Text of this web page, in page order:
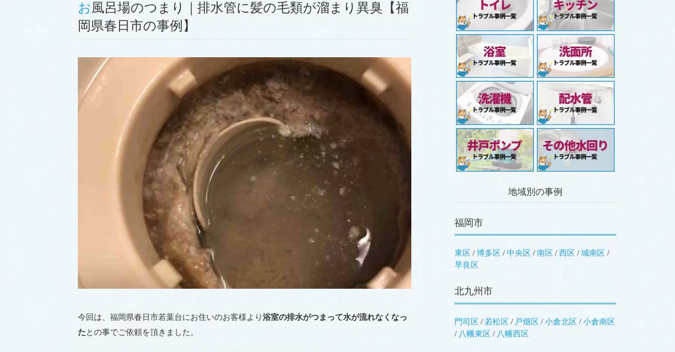
お風呂場のつまり｜排水管に髪の毛類が溜まり異臭【福
岡県春日市の事例】
今回は、福岡県春日市若葉台にお住いのお客様より浴室の排水がつまって水が流れなくなっ
たとの事でご依頼を頂きました。
地域別の事例
福岡市
東区 /博多区 /中央区 /南区 /西区 /城南区 /
早良区
北九州市
門司区 / 若松区 / 戸畑区 /小倉北区 /小倉南区
/ 八幡東区 / 八幡西区